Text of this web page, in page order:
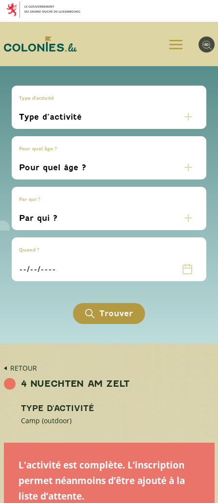
Aller
au
menu
Aller
au
contenu
Aller
au
pied
page
Type d’activité
Pour quel âge ?
Par qui ?
Quand ?
Trouver
RETOUR
4 NUECHTEN AM ZELT
TYPE D'ACTIVITÉ
Camp (outdoor)
L'activité est complète. L’inscription
permet néanmoins d’être ajouté à la
liste d’attente.